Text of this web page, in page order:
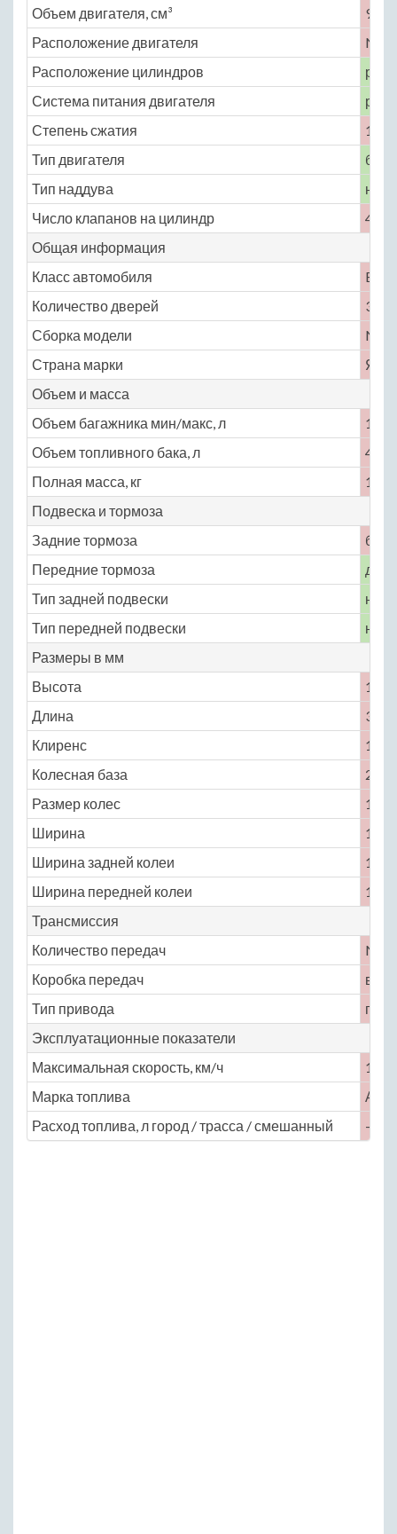
Объем двигателя, см³
995
Расположение двигателя
No
Расположение цилиндров
Система питания двигателя
Степень сжатия
10.8
Тип двигателя
Тип наддува
нет
Число клапанов на цилиндр
4
Общая информация
Класс автомобиля
B
Количество дверей
3
Сборка модели
No
Страна марки
Объем и масса
Объем багажника мин/макс, л
140
Объем топливного бака, л
40
Полная масса, кг
1040
Подвеска и тормоза
Задние тормоза
Передние тормоза
Тип задней подвески
Тип передней подвески
Размеры в мм
Высота
1355
Длина
3945
Клиренс
150
Колесная база
2400
Размер колес
165
Ширина
1695
Ширина задней колеи
1325
Ширина передней колеи
1435
Трансмиссия
Количество передач
No
Коробка передач
Тип привода
Эксплуатационные показатели
Максимальная скорость, км/ч
177
Марка топлива
АИ-
Расход топлива, л город / трасса / смешанный
— /